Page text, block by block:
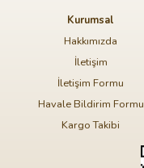
Kurumsal
Hakkımızda
İletişim
İletişim Formu
Havale Bildirim Formu
Kargo Takibi